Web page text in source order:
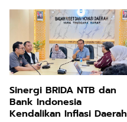
Sinergi BRIDA NTB dan
Bank Indonesia
Kendalikan Inflasi Daerah